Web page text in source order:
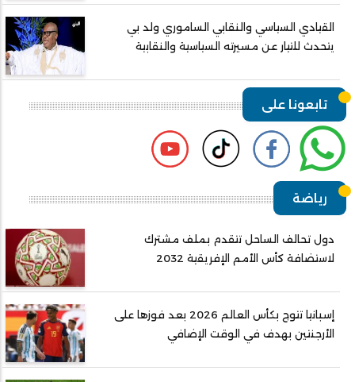
القيادي السياسي والنقابي الساموري ولد بي
يتحدث للتيار عن مسيرته السياسية والنقابية
تابعونا على
رياضة
دول تحالف الساحل تتقدم بملف مشترك
لاستضافة كأس الأمم الإفريقية 2032
إسبانيا تتوج بكأس العالم 2026 بعد فوزها على
الأرجنتين بهدف في الوقت الإضافي